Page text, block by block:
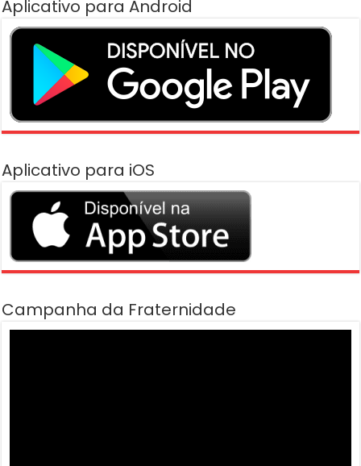
Aplicativo para Android
Aplicativo para iOS
Campanha da Fraternidade